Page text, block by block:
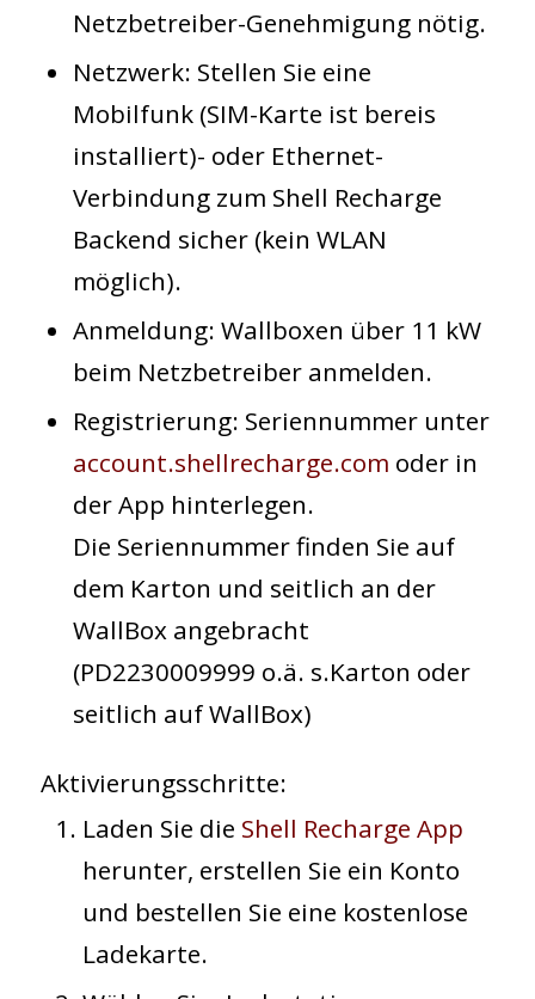
Netzbetreiber-Genehmigung nötig.
Netzwerk: Stellen Sie eine
Mobilfunk (SIM-Karte ist bereis
installiert)- oder Ethernet-
Verbindung zum Shell Recharge
Backend sicher (kein WLAN
möglich).
Anmeldung: Wallboxen über 11 kW
beim Netzbetreiber anmelden.
Registrierung: Seriennummer unter
account.shellrecharge.com oder in
der App hinterlegen.
Die Seriennummer finden Sie auf
dem Karton und seitlich an der
WallBox angebracht
(PD2230009999 o.ä. s.Karton oder
seitlich auf WallBox)
Aktivierungsschritte:
Laden Sie die Shell Recharge App
herunter, erstellen Sie ein Konto
und bestellen Sie eine kostenlose
Ladekarte.